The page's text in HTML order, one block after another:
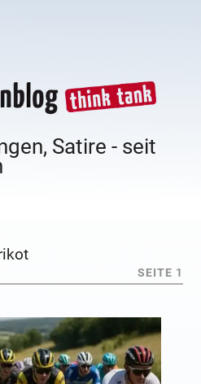
Satire - seit
SEITE 1